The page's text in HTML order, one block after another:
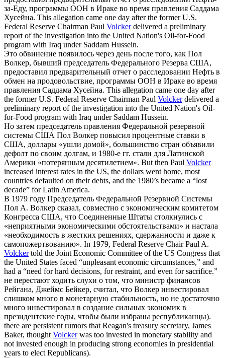
за-Еду, программы ООН в Ираке во время правления Саддама
Хусейна. This allegation came one day after the former U.S.
Federal Reserve Chairman Paul Volckerdelivered a preliminary
report of the investigation into the United Nation's Oil-for-Food
program with Iraq under Saddam Hussein.
Это обвинение появилось через день после того, как Пол
Волкер, бывший председатель Федерального Резерва США,
предоставил предварительный отчет о расследовании Нефть в
обмен на продовольствие, программы ООН в Ираке во время
правления Саддама Хусейна. This allegation came one day after
the former U.S. Federal Reserve Chairman Paul Volckerdelivered a
preliminary report of the investigation into the United Nation's Oil-
for-Food program with Iraq under Saddam Hussein.
Но затем председатель правления Федеральной резервной
системы США Пол Волкер повысил процентные ставки в
США, доллары «ушли домой», большинство стран объявили
дефолт по своим долгам, и 1980-е гг. стали для Латинской
Америки «потерянным десятилетием». But then Paul Volcker
increased interest rates in the US, the dollars went home, most
countries defaulted on their debts, and the 1980’s became a “lost
decade” for Latin America.
В 1979 году Председатель Федеральной Резервной Системы
Пол А. Волкер сказал, совместно с экономическим комитетом
Конгресса США, что Соединенные Штаты столкнулись с
«неприятными экономическими обстоятельствами» и настала
«необходимость в жестких решениях, сдержанности и даже к
самопожертвованию». In 1979, Federal Reserve Chair Paul A.
Volckertold the Joint Economic Committee of the US Congress that
the United States faced “unpleasant economic circumstances,” and
had a “need for hard decisions, for restraint, and even for sacrifice.”
не перестают ходить слухи о том, что министр финансов
Рейгана, Джеймс Бейкер, считал, что Волкер инвестировал
слишком много в монетарную стабильность, но не достаточно
много инвестировал в создание сильных экономик в
президентские годы, чтобы были избраны республиканцы).
there are persistent rumors that Reagan's treasury secretary, James
Baker, thoughtVolckerwas too invested in monetary stability and
not invested enough in producing strong economies in presidential
years to elect Republicans).